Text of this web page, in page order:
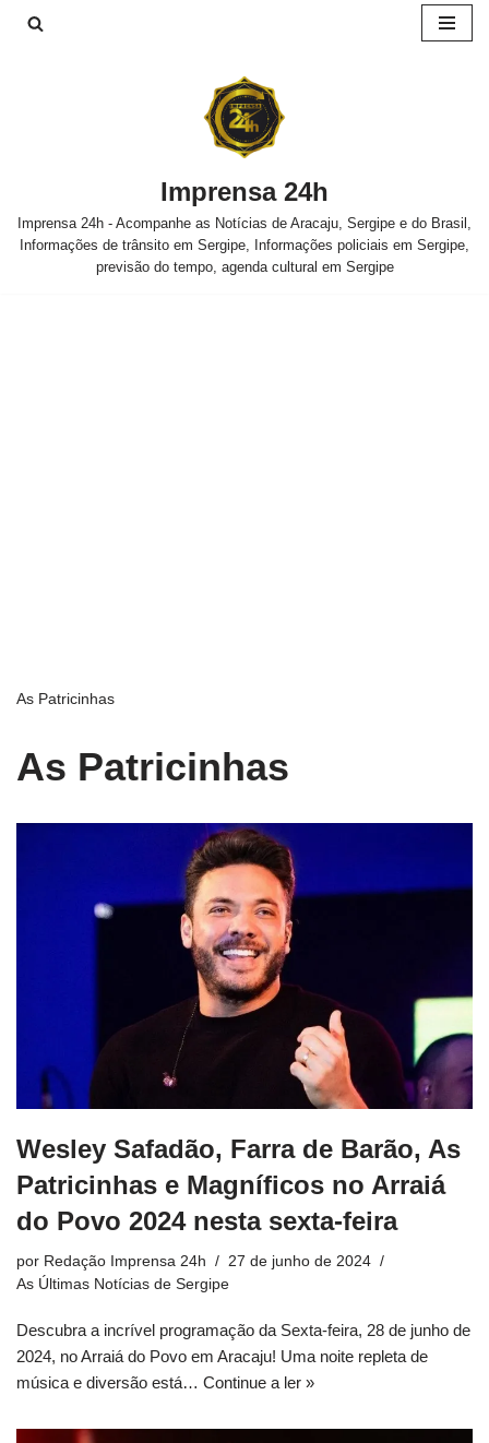
Imprensa 24h
Imprensa 24h - Acompanhe as Notícias de Aracaju, Sergipe e do Brasil,
Informações de trânsito em Sergipe, Informações policiais em Sergipe,
previsão do tempo, agenda cultural em Sergipe
As Patricinhas
As Patricinhas
Wesley Safadão, Farra de Barão, As
Patricinhas e Magníficos no Arraiá
do Povo 2024 nesta sexta-feira
por Redação Imprensa 24h
27 de junho de 2024
As Últimas Notícias de Sergipe
Descubra a incrível programação da Sexta-feira, 28 de junho de
2024, no Arraiá do Povo em Aracaju! Uma noite repleta de
música e diversão está… Continue a ler »